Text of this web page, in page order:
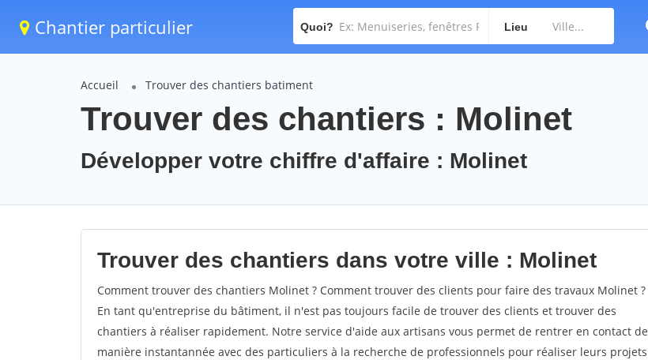
Chantier particulier Quoi? Lieu
Accueil Trouver des chantiers batiment
Trouver des chantiers : Molinet
Développer votre chiffre d'affaire : Molinet
Trouver des chantiers dans votre ville : Molinet
Comment trouver des chantiers Molinet ? Comment trouver des clients pour faire des travaux Molinet ?
En tant qu'entreprise du bâtiment, il n'est pas toujours facile de trouver des clients et trouver des
chantiers à réaliser rapidement. Notre service d'aide aux artisans vous permet de rentrer en contact de
manière instantannée avec des particuliers à la recherche de professionnels pour réaliser leurs projets